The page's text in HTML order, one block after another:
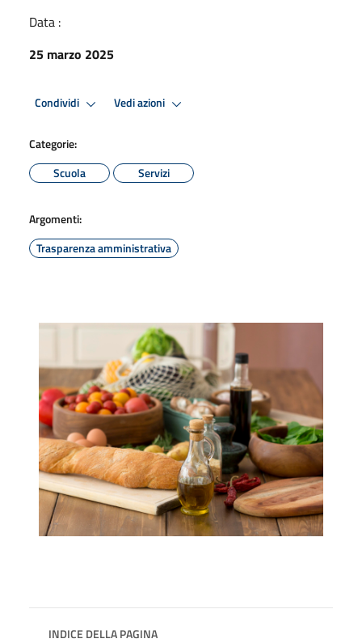
Data :
25 marzo 2025
Condividi Vedi azioni
Categorie:
Scuola
Servizi
Argomenti:
Trasparenza amministrativa
INDICE DELLA PAGINA